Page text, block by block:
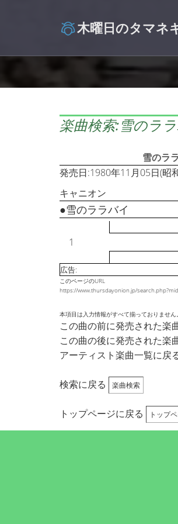
木曜日のタマネ
楽曲検索:雪のラ
雪のラ
発売日:1980年11月05日(昭
キャニオン
1
●雪のララバイ
広告:
このページのURL
https://www.thursdayonion.jp/
本項目は入力情報がすべて揃っておりません。
この曲の前に発売された楽
この曲の後に発売された楽
アーティスト楽曲一覧に戻
検索に戻る 楽曲検索
トップページに戻る トップ